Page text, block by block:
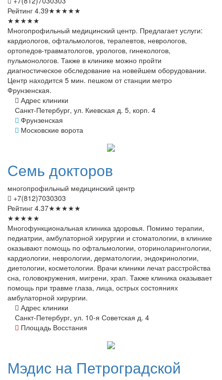
Рейтинг 4.39★★★★★
★★★★★
Многопрофильный медицинский центр. Предлагает услуги:
кардиологов, офтальмологов, терапевтов, неврологов,
ортопедов-травматологов, урологов, гинекологов,
пульмонологов. Также в клинике можно пройти
диагностическое обследование на новейшем оборудовании.
Центр находится 5 мин. пешком от станции метро
Фрунзенская.
Адрес клиники
Санкт-Петербург, ул. Киевская д. 5, корп. 4
Фрунзенская
Московские ворота
Семь докторов
многопрофильный медицинский центр
+7(812)7030303
Рейтинг 4.37★★★★★
★★★★★
Многофункциональная клиника здоровья. Помимо терапии,
педиатрии, амбулаторной хирургии и стоматологии, в клинике
оказывают помощь по офтальмологии, оториноларингологии,
кардиологии, неврологии, дерматологии, эндокринологии,
диетологии, косметологии. Врачи клиники лечат расстройства
сна, головокружения, мигрени, храп. Также клиника оказывает
помощь при травме глаза, лица, острых состояниях
амбулаторной хирургии.
Адрес клиники
Санкт-Петербург, ул. 10-я Советская д. 4
Площадь Восстания
Мэдис на Петроградской